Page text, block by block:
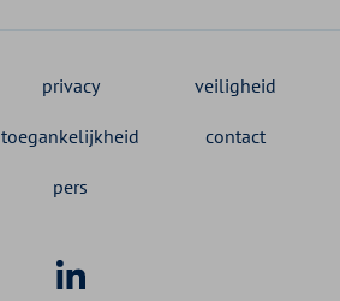
privacy veiligheid
toegankelijkheid contact
pers